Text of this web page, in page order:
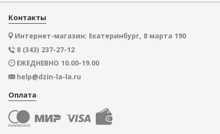
Контакты
Интернет-магазин: Екатеринбург, 8 марта 190
8 (343) 237-27-12
ЕЖЕДНЕВНО 10.00-19.00
help@dzin-la-la.ru
Оплата